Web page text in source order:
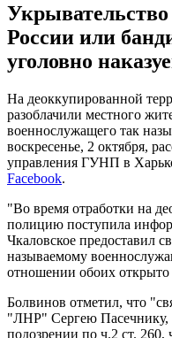
России или
уголовно
На деоккупированной
разоблачили местного
военнослужащего так
воскресенье, 2 октября,
управления ГУНП в
Facebook.
"Во время отработки на
полицию поступила
Чкаловское предоставил
называемому
отношении обоих
Болвинов отметил, что
"ЛНР" Сергею Пасечнику,
подозрении по ч.2 ст. 260,